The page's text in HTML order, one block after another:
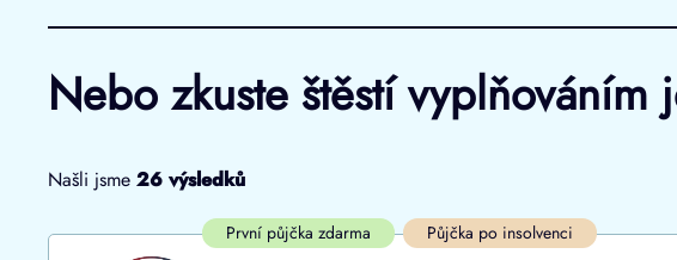
Nebo zkuste štěstí
První půjčka zdarma
Našli jsme 26 výsledků
První půjčka zdarma Půjčka po insolvenci